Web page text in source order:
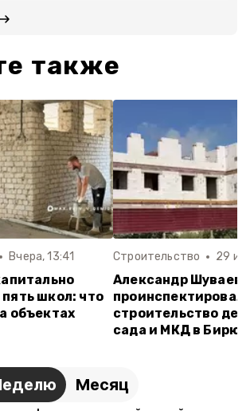
также
Вчера, 13:41
школ: что
объектах
Строительство 29
Александр Шуваев
проинспектировал
строительство
сада и МКД в
Месяц